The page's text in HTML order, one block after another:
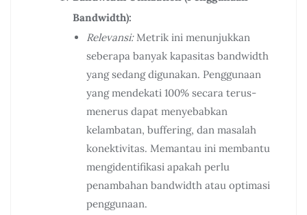
Bandwidth):
Relevansi:Metrik ini menunjukkan
seberapa banyak kapasitas bandwidth
yang sedang digunakan. Penggunaan
yang mendekati 100% secara terus-
menerus dapat menyebabkan
kelambatan, buffering, dan masalah
konektivitas. Memantau ini membantu
mengidentifikasi apakah perlu
penambahan bandwidth atau optimasi
penggunaan.